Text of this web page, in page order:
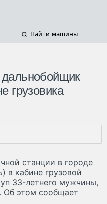
Найти машины
дальнобойщик
грузовика
станции в городе
в кабине грузовой
33-летнего мужчины,
Об этом сообщает